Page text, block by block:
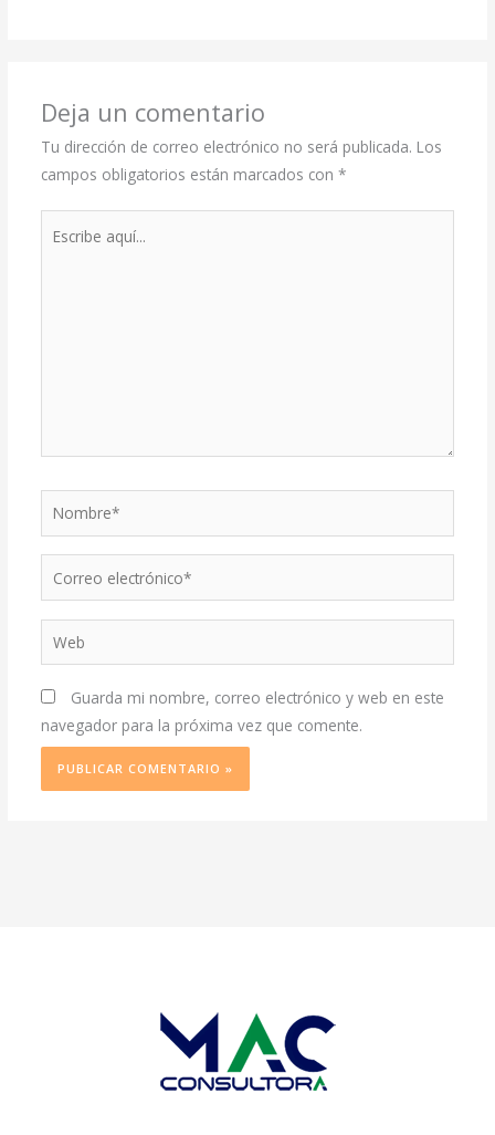
Deja un comentario
Tu dirección de correo electrónico no será publicada. Los
campos obligatorios están marcados con *
Nombre*
electrónico*
Guarda mi nombre, correo electrónico y web en este
navegador para la próxima vez que comente.